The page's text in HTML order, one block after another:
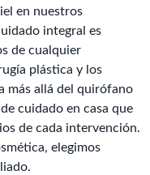
en nuestros
integral es
de cualquier
plástica y los
más allá del quirófano
cuidado en casa que
de cada intervención.
elegimos